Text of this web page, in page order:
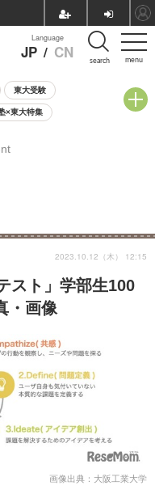
menu
Language
JP / CN search
東大受験
×東大特集
談会
スト」学部生100
・画像
2023.10.12（木） 12:15
画像出典：大阪工業大学